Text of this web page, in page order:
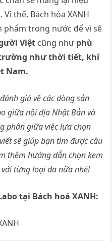
thế, Bách hóa XANH
phẩm trong nước để vì sẽ
Việt cũng nhưphù
như thời tiết, khí
Nam.
giá về các dòng sản
giữa nội địa Nhật Bản và
phân giữa việc lựa chọn
sẽ giúp bạn tìm được câu
thêm hướng dẫn chọn kem
từng loại da nữa nhé!
tại Bách hoá XANH: